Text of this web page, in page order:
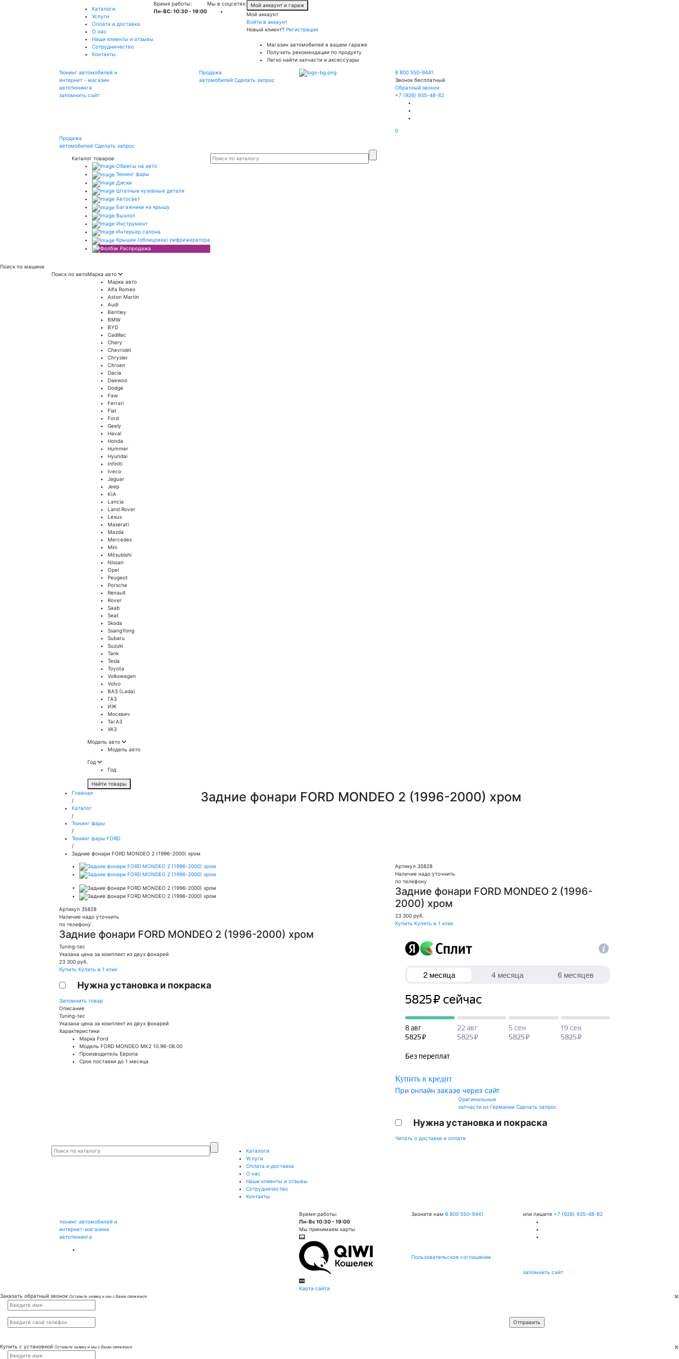
Каталоги
Услуги
Оплата и доставка
О нас
Наши клиенты и отзывы
Сотрудничество
Контакты
Время работы:
Пн-ВС: 10:30 - 19:00
Мы в соцсетях:
Мой аккаунт и гараж
Мой аккаунт
Войти в аккаунт
Новый клиент? Регистрация
Магазин автомобилей в вашем гараже
Получить рекомендации по продукту
Легко найти запчасти и аксессуары
Тюнинг автомобилей и
интернет - магазин
автотюнинга
запомнить сайт
Продажа
автомобилейСделать запрос
8 800 550-9441
Звонок бесплатный
Обратный звонок
+7 (926) 935-48-82
0
Продажа
автомобилей Сделать запрос
Каталог товаров
Обвесы на авто
Тюнинг фары
Диски
Штатные кузовные детали
Автосвет
Багажники на крышу
Выхлоп
Инструмент
Интерьер салона
Крышки (облицовка) рефрижератора
Распродажа
Поиск по машине
Поиск по автоМарка авто
Марка авто
Alfa Romeo
Aston Martin
Audi
Bentley
BMW
BYD
Cadillac
Chery
Chevrolet
Chrysler
Citroen
Dacia
Daewoo
Dodge
Faw
Ferrari
Fiat
Ford
Geely
Haval
Honda
Hummer
Hyundai
Infiniti
Iveco
Jaguar
Jeep
KIA
Lancia
Land Rover
Lexus
Maserati
Mazda
Mercedes
Mini
Mitsubishi
Nissan
Opel
Peugeot
Porsche
Renault
Rover
Saab
Seat
Skoda
SsangYong
Subaru
Suzuki
Tank
Tesla
Toyota
Volkswagen
Volvo
ВАЗ (Lada)
ГАЗ
ИЖ
Москвич
ТагАЗ
УАЗ
Модель авто
Модель авто
Год
Год
Найти товары
Главная
/
Каталог
/
Тюнинг фары
/
Тюнинг фары FORD
/
Задние фонари FORD MONDEO 2 (1996-2000) хром
Задние фонари FORD MONDEO 2 (1996-2000) хром
Артикул 35828
Наличие надо уточнить
по телефону
Задние фонари FORD MONDEO 2 (1996-2000) хром
Tuning-tec
Указана цена за комплект из двух фонарей
23 300 руб.
Купить Купить в 1 клик
Нужна установка и покраска
Запомнить товар
Описание
Tuning-tec
Указана цена за комплект из двух фонарей
Характеристики
Марка Ford
Модель FORD MONDEO MK2 10.96-08.00
Производитель Европа
Срок поставки до 1 месяца
Артикул 35828
Наличие надо уточнить
по телефону
Задние фонари FORD MONDEO 2 (1996-
2000) хром
23 300 руб.
Купить Купить в 1 клик
Купить в кредит
При онлайн заказе через сайт
Оригинальные
запчасти из Германии Сделать запрос
Нужна установка и покраска
Читать о доставке и оплате
Каталоги
Услуги
Оплата и доставка
О нас
Наши клиенты и отзывы
Сотрудничество
Контакты
тюнинг автомобилей и
интернет-магазина
автотюнинга
Время работы:
Пн-Вс 10:30 - 19:00
Мы принимаем карты
Карта сайта
Звоните нам 8 800 550-9441
Пользовательское соглашение
или пишите +7 (926) 935-48-82
запомнить сайт
×
Заказать обратный звонок Оставьте заявку и мы с Вами свяжемся
×
Купить с установкой Оставьте заявку и мы с Вами свяжемся